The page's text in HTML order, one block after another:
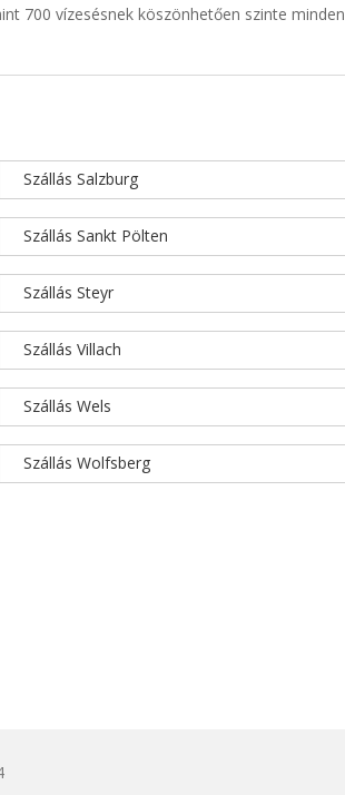
700 vízesésnek köszönhetően szinte minden
Szállás Salzburg
Szállás Sankt Pölten
Szállás Steyr
Szállás Villach
Szállás Wels
Szállás Wolfsberg